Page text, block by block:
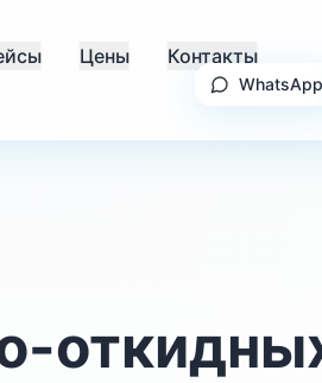
Цены Контакты
WhatsApp